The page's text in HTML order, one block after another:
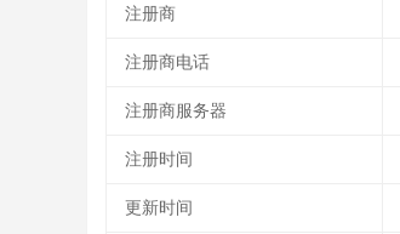
注册商
注册商电话
注册商服务器
注册时间
更新时间